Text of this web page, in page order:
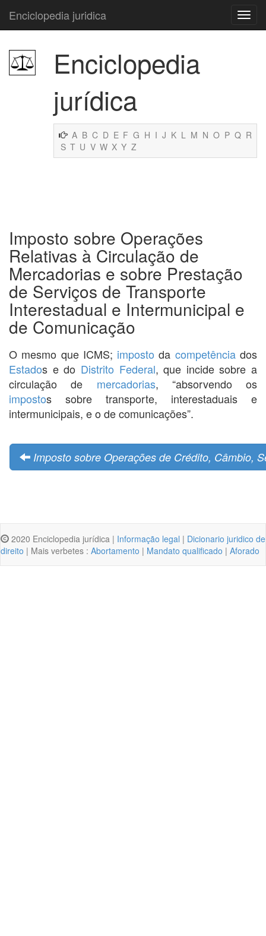
Enciclopedia juridica
Enciclopedia
jurídica
A B C D E F G H I J K L M N O P Q R
S T U V W X Y Z
Imposto sobre Operações
Relativas à Circulação de
Mercadorias e sobre Prestação
de Serviços de Transporte
Interestadual e Intermunicipal e
de Comunicação
O mesmo que ICMS; imposto da competênciados
Estados e do Distrito Federal, que incide sobre a
circulação de mercadorias, “absorvendo os
impostos sobre transporte, interestaduais e
intermunicipais, e o de comunicações”.
Imposto sobre Operações de Crédito, Câmbio,
2020 Enciclopedia jurídica | Informação legal | Dicionario juridico de
direito | Mais verbetes : Abortamento | Mandato qualificado | Aforado